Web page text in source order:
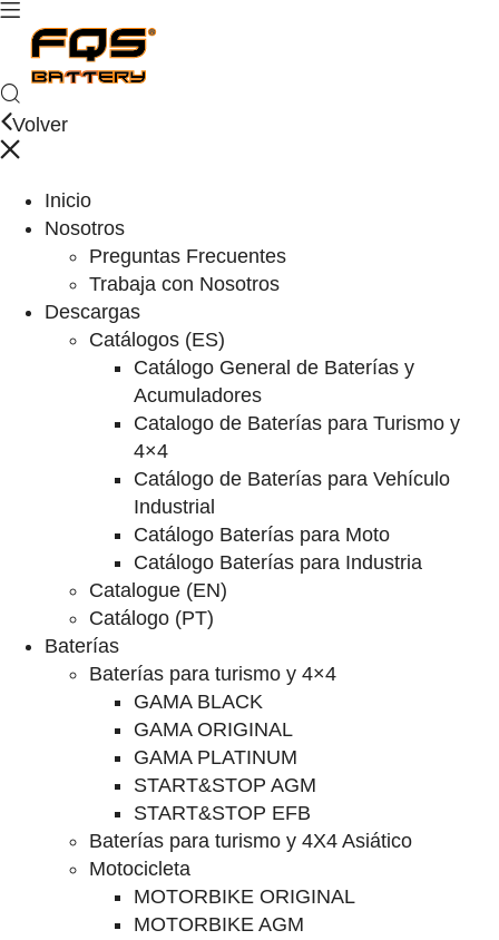
Volver
Inicio
Nosotros
Preguntas Frecuentes
Trabaja con Nosotros
Descargas
Catálogos (ES)
Catálogo General de Baterías y
Acumuladores
Catalogo de Baterías para Turismo y
4×4
Catálogo de Baterías para Vehículo
Industrial
Catálogo Baterías para Moto
Catálogo Baterías para Industria
Catalogue (EN)
Catálogo (PT)
Baterías
Baterías para turismo y 4×4
GAMA BLACK
GAMA ORIGINAL
GAMA PLATINUM
START&STOP AGM
START&STOP EFB
Baterías para turismo y 4X4 Asiático
Motocicleta
MOTORBIKE ORIGINAL
MOTORBIKE AGM